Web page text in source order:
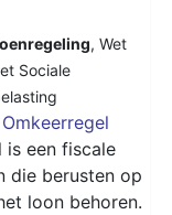
, Wet
Sociale
Omkeerregel
is een fiscale
die berusten op
loon behoren.